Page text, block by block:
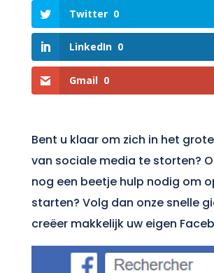
Twitter 0
LinkedIn 0
Gmail 0
Bent u klaar om zich in het
van sociale media te storten?
nog een beetje hulp nodig om
starten? Volg dan onze snelle
creëer makkelijk uw eigen